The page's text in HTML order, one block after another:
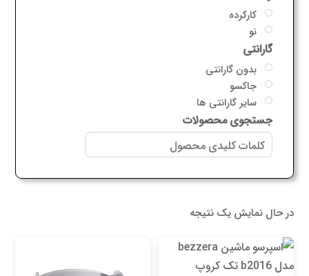
کارکرده
نو
گارانتی
بدون گارانتی
جاکسو
سایر گارانتی ها
جستجوی محصولات
در حال نمایش یک نتیجه